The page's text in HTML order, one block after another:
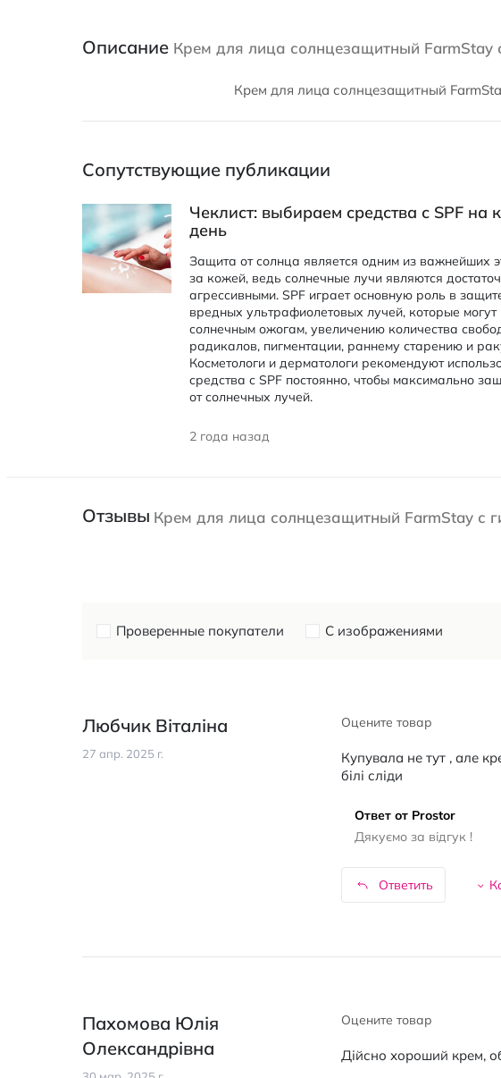
Описание Крем для лица солнцезащитный FarmStay
Крем для лица солнцезащитный
Сопутствующие публикации
Чеклист: выбираем средства с SPF на
день
Защита от солнца является одним из важнейших
за кожей, ведь солнечные лучи являются
агрессивными. SPF играет основную роль в
вредных ультрафиолетовых лучей, которые могут
солнечным ожогам, увеличению количества
радикалов, пигментации, раннему старению и
Косметологи и дерматологи рекомендуют
средства с SPF постоянно, чтобы максимально
от солнечных лучей.
2 года назад
Отзывы Крем для лица солнцезащитный FarmStay с
Проверенные покупатели С изображениями
Любчик Віталіна
27 апр. 2025 г.
Оцените товар
Купувала не тут , але
білі сліди
Ответ от Prostor
Дякуємо за відгук !
Ответить
Пахомова Юлія
Олександрівна
Оцените товар
Дійсно хороший крем,